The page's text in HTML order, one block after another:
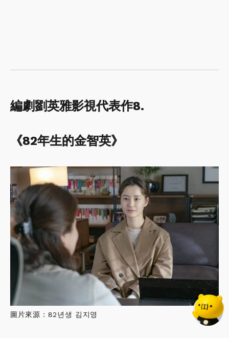
編劇劉英雅影視代表作8.
《82年生的金智英》
圖片來源：82년생 김지영